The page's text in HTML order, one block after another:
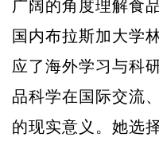
广阔的角度理解食
国内布拉斯加大学
应了海外学习与科
品科学在国际交流
的现实意义。她选